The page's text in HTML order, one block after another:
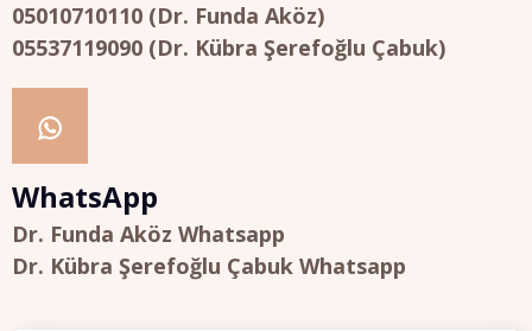
05010710110 (Dr. Funda Aköz)
05537119090 (Dr. Kübra Şerefoğlu Çabuk)
WhatsApp
Dr. Funda Aköz Whatsapp
Dr. Kübra Şerefoğlu Çabuk Whatsapp